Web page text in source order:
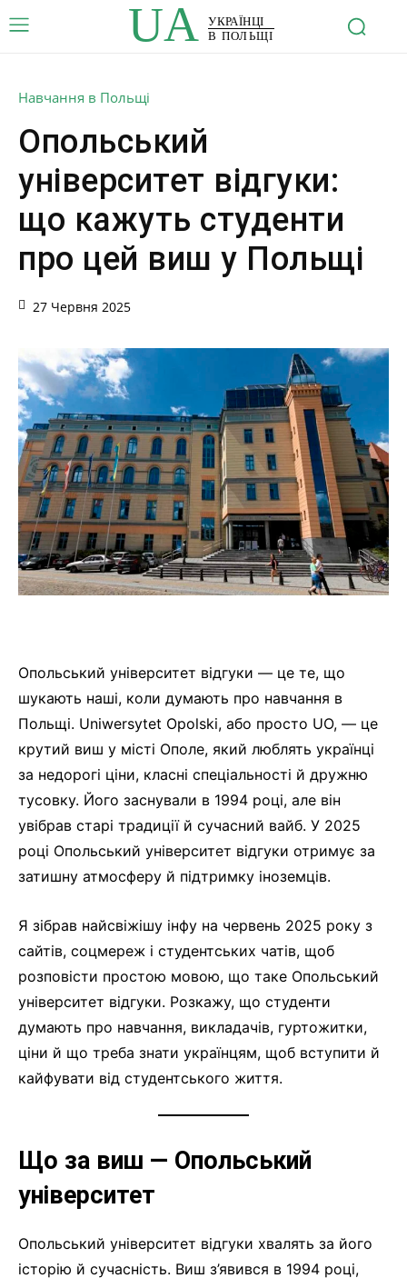
UA
УКРАЇНЦІ
В ПОЛЬЩІ
Навчання в Польщі
Опольський
університет відгуки:
що кажуть студенти
про цей виш у Польщі
27 Червня 2025
Опольський університет відгуки — це те, що
шукають наші, коли думають про навчання в
Польщі. Uniwersytet Opolski, або просто UO, — це
крутий виш у місті Ополе, який люблять українці
за недорогі ціни, класні спеціальності й дружню
тусовку. Його заснували в 1994 році, але він
увібрав старі традиції й сучасний вайб. У 2025
році Опольський університет відгуки отримує за
затишну атмосферу й підтримку іноземців.
Я зібрав найсвіжішу інфу на червень 2025 року з
сайтів, соцмереж і студентських чатів, щоб
розповісти простою мовою, що таке Опольський
університет відгуки. Розкажу, що студенти
думають про навчання, викладачів, гуртожитки,
ціни й що треба знати українцям, щоб вступити й
кайфувати від студентського життя.
Що за виш — Опольський
університет
Опольський університет відгуки хвалять за його
історію й сучасність. Виш з’явився в 1994 році,